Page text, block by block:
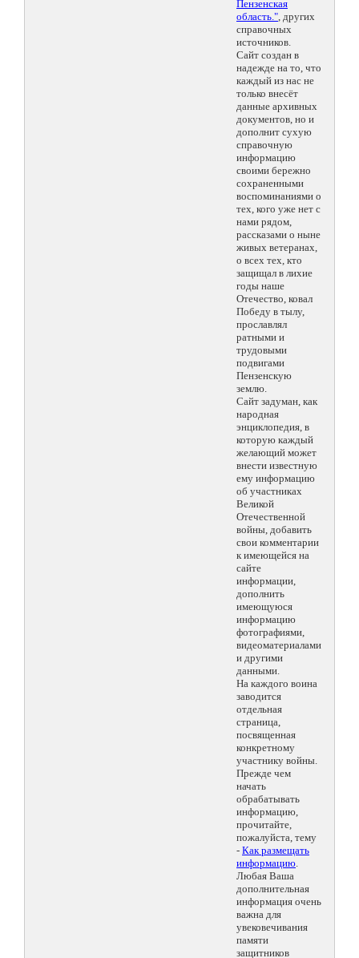
Пензенская
область.", других
справочных
источников.
Сайт создан в
надежде на то, что
каждый из нас не
только внесёт
данные архивных
документов, но и
дополнит сухую
справочную
информацию
своими бережно
сохраненными
воспоминаниями о
тех, кого уже нет с
нами рядом,
рассказами о ныне
живых ветеранах,
о всех тех, кто
защищал в лихие
годы наше
Отечество, ковал
Победу в тылу,
прославлял
ратными и
трудовыми
подвигами
Пензенскую
землю.
Сайт задуман, как
народная
энциклопедия, в
которую каждый
желающий может
внести известную
ему информацию
об участниках
Великой
Отечественной
войны, добавить
свои комментарии
к имеющейся на
сайте
информации,
дополнить
имеющуюся
информацию
фотографиями,
видеоматериалами
и другими
данными.
На каждого воина
заводится
отдельная
страница,
посвященная
конкретному
участнику войны.
Прежде чем
начать
обрабатывать
информацию,
прочитайте,
пожалуйста, тему
- Как размещать
информацию.
Любая Ваша
дополнительная
информация очень
важна для
увековечивания
памяти
защитников